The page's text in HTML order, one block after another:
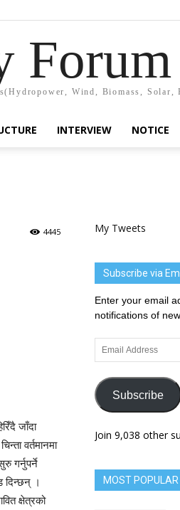
Forum
Wind, Biomass, Solar,
INTERVIEW NOTICE
4445
जाँदा
वर्तमानमा
गर्नुपर्ने
दिन्छन् ।
क्षेत्रको
My Tweets
Subscribe via
Enter your email
notifications of
Email
Address
Subscribe
Join 9,038 other
MOST POPULAR